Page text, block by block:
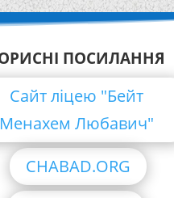
ПОСИЛАННЯ
Сайт ліцею "Бейт
Менахем Любавич"
CHABAD.ORG